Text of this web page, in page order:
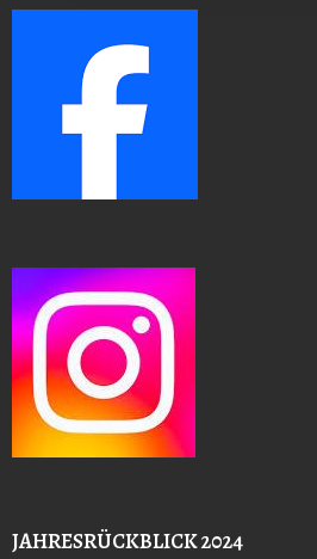
JAHRESRÜCKBLICK 2024